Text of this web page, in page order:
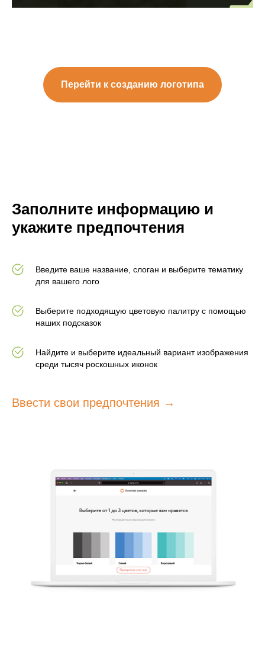
Перейти к созданию логотипа
Заполните информацию и
укажите предпочтения
Введите ваше название, слоган и выберите тематику
для вашего лого
Выберите подходящую цветовую палитру с помощью
наших подсказок
Найдите и выберите идеальный вариант изображения
среди тысяч роскошных иконок
Ввести свои предпочтения